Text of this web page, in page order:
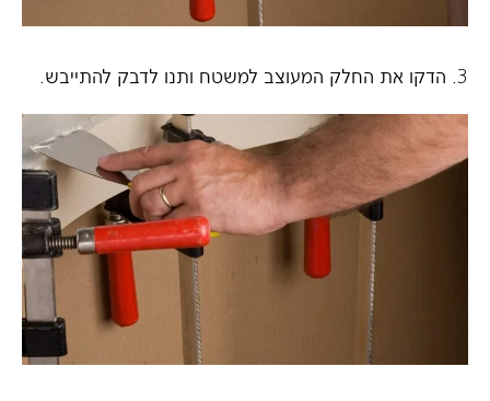
3. הדקו את החלק המעוצב למשטח ותנו לדבק להתייבש.